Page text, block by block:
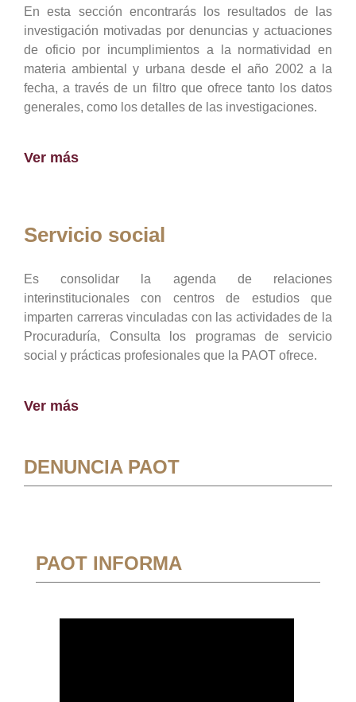
En esta sección encontrarás los resultados de las
investigación motivadas por denuncias y actuaciones
de oficio por incumplimientos a la normatividad en
materia ambiental y urbana desde el año 2002 a la
fecha, a través de un filtro que ofrece tanto los datos
generales, como los detalles de las investigaciones.
Ver más
Servicio social
Es consolidar la agenda de relaciones
interinstitucionales con centros de estudios que
imparten carreras vinculadas con las actividades de la
Procuraduría, Consulta los programas de servicio
social y prácticas profesionales que la PAOT ofrece.
Ver más
DENUNCIA PAOT
PAOT INFORMA